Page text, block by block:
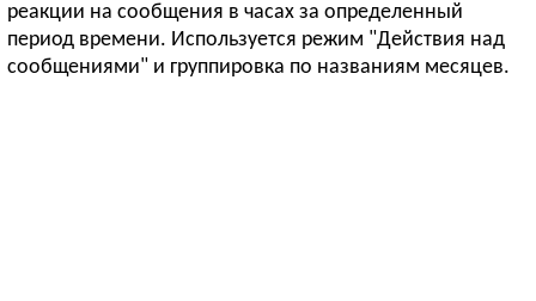
реакции на сообщения в часах за определенный
период времени. Используется режим "Действия над
сообщениями" и группировка по названиям месяцев.